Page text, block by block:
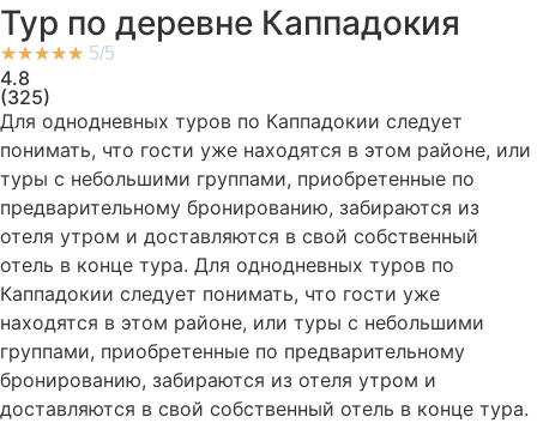
Тур по деревне Каппадокия
★★★★★ 5/5
4.8
(325)
Для однодневных туров по Каппадокии следует
понимать, что гости уже находятся в этом районе, или
туры с небольшими группами, приобретенные по
предварительному бронированию, забираются из
отеля утром и доставляются в свой собственный
отель в конце тура. Для однодневных туров по
Каппадокии следует понимать, что гости уже
находятся в этом районе, или туры с небольшими
группами, приобретенные по предварительному
бронированию, забираются из отеля утром и
доставляются в свой собственный отель в конце тура.